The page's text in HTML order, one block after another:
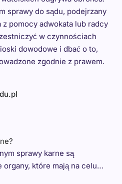
sprawy do sądu, podejrzany
pomocy adwokata lub radcy
w czynnościach
dowodowe i dbać o to,
zgodnie z prawem.
sprawy karne są
organy, które mają na celu…